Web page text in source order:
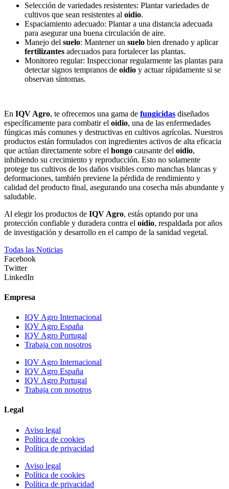
Selección de variedades resistentes: Plantar variedades de
cultivos que sean resistentes al oidio.
Espaciamiento adecuado: Plantar a una distancia adecuada
para asegurar una buena circulación de aire.
Manejo del suelo: Mantener un suelo bien drenado y aplicar
fertilizantes adecuados para fortalecer las plantas.
Monitoreo regular: Inspeccionar regularmente las plantas para
detectar signos tempranos de oidio y actuar rápidamente si se
observan síntomas.
En IQV Agro, te ofrecemos una gama de fungicidas diseñados
específicamente para combatir el oídio, una de las enfermedades
fúngicas más comunes y destructivas en cultivos agrícolas. Nuestros
productos están formulados con ingredientes activos de alta eficacia
que actúan directamente sobre el hongo causante del oídio,
inhibiendo su crecimiento y reproducción. Esto no solamente
protege tus cultivos de los daños visibles como manchas blancas y
deformaciones, también previene la pérdida de rendimiento y
calidad del producto final, asegurando una cosecha más abundante y
saludable.
Al elegir los productos de IQV Agro, estás optando por una
protección confiable y duradera contra el oídio, respaldada por años
de investigación y desarrollo en el campo de la sanidad vegetal.
Todas las Noticias
Facebook
Twitter
LinkedIn
Empresa
IQV Agro Internacional
IQV Agro España
IQV Agro Portugal
Trabaja con nosotros
IQV Agro Internacional
IQV Agro España
IQV Agro Portugal
Trabaja con nosotros
Legal
Aviso legal
Política de cookies
Política de privacidad
Aviso legal
Política de cookies
Política de privacidad